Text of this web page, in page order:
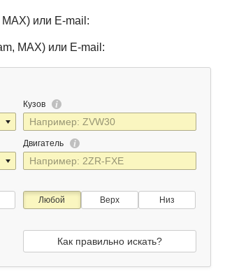
или E-mail:
MAX) или E-mail:
Кузов
Двигатель
Любой Верх Низ
Как правильно искать?